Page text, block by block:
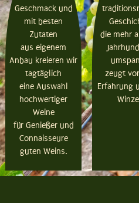
Geschmack und
mit besten
Zutaten
aus eigenem
Anbau kreieren wir
tagtäglich
eine Auswahl
hochwertiger
Weine
für Genießer und
Connaisseure
guten Weins.
die mehr
zeugt
Erfahrung